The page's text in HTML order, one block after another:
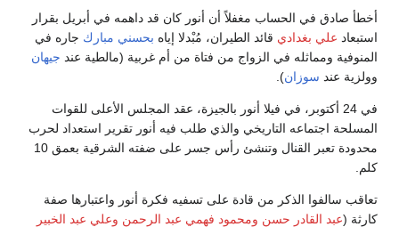
أخطأ صادق في الحساب مغفلاً أن أنور كان قد داهمه في أبريل بقرار
استبعاد علي بغدادي قائد الطيران، مُبْدلا إياه بحسني مبارك جاره في
المنوفية ومماثله في الزواج من فتاة من أم غربية (مالطية عند جيهان
وولزية عند سوزان).
في 24 أكتوبر، في فيلا أنور بالجيزة، عقد المجلس الأعلى للقوات
المسلحة اجتماعه التاريخي والذي طلب فيه أنور تقرير استعداد لحرب
محدودة تعبر القنال وتنشئ رأس جسر على ضفته الشرقية بعمق 10
كلم.
تعاقب سالفوا الذكر من قادة على تسفيه فكرة أنور واعتبارها صفة
كارثة (عبد القادر حسن ومحمود فهمي عبد الرحمن وعلي عبد الخبير